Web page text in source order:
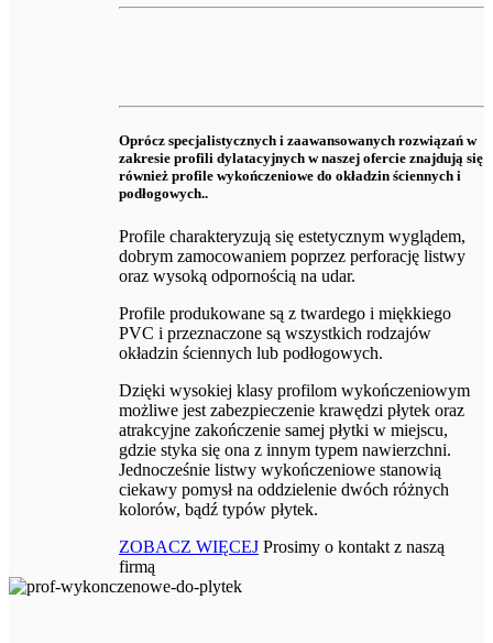
Oprócz specjalistycznych i zaawansowanych rozwiązań w
zakresie profili dylatacyjnych w naszej ofercie znajdują się
również profile wykończeniowe do okładzin ściennych i
podłogowych..
Profile charakteryzują się estetycznym wyglądem,
dobrym zamocowaniem poprzez perforację listwy
oraz wysoką odpornością na udar.
Profile produkowane są z twardego i miękkiego
PVC i przeznaczone są wszystkich rodzajów
okładzin ściennych lub podłogowych.
Dzięki wysokiej klasy profilom wykończeniowym
możliwe jest zabezpieczenie krawędzi płytek oraz
atrakcyjne zakończenie samej płytki w miejscu,
gdzie styka się ona z innym typem nawierzchni.
Jednocześnie listwy wykończeniowe stanowią
ciekawy pomysł na oddzielenie dwóch różnych
kolorów, bądź typów płytek.
ZOBACZ WIĘCEJ Prosimy o kontakt z naszą
firmą